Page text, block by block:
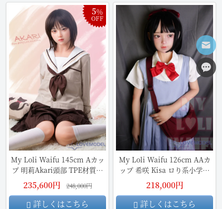
5％
OFF
My Loli Waifu 145cm Aカッ
プ 明莉Akari頭部 TPE材質ボ
ディー
235,600円 248,000円
詳しくはこちら
My Loli Waifu 126cm AAカ
ップ 希咲 Kisa ロり系小学生
ラブドール TPE材質ボディ
218,000円
詳しくはこちら